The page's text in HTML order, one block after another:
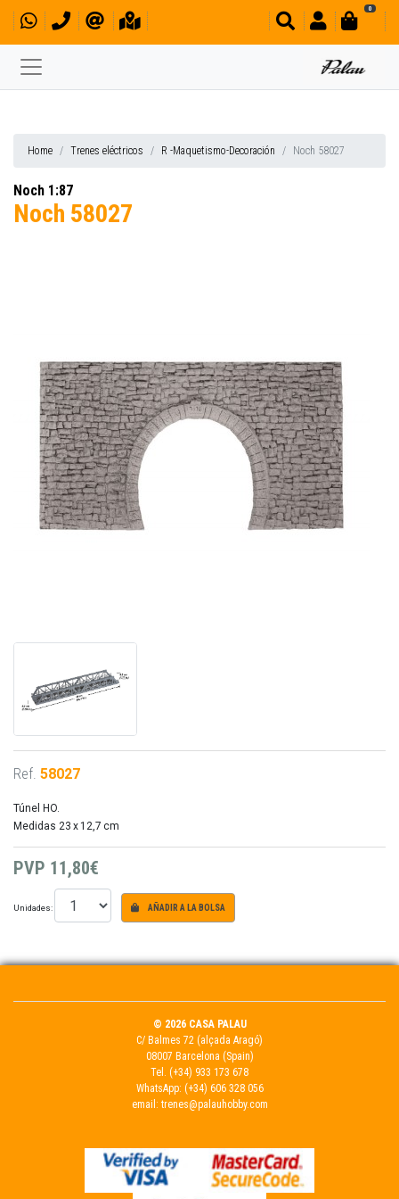
0
Home Trenes eléctricos R -Maquetismo-Decoración Noch 58027
Noch 1:87
Noch 58027
Ref. 58027
Túnel HO.
Medidas 23 x 12,7 cm
PVP 11,80€
Unidades: AÑADIR A LA BOLSA
© 2026 CASA PALAU
C/ Balmes 72 (alçada Aragó)
08007 Barcelona (Spain)
Tel. (+34) 933 173 678
WhatsApp: (+34) 606 328 056
email: trenes@palauhobby.com